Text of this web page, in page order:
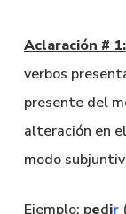
Aclaración # 1:
verbos
presente del
alteración en
modo
Ejemplo: pedir(